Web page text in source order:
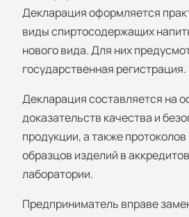
Декларация оформляется
виды спиртосодержащих
нового вида. Для них
государственная регистрация.
Декларация составляется на
доказательств качества и
продукции, а также
образцов изделий в
лаборатории.
Предприниматель вправе